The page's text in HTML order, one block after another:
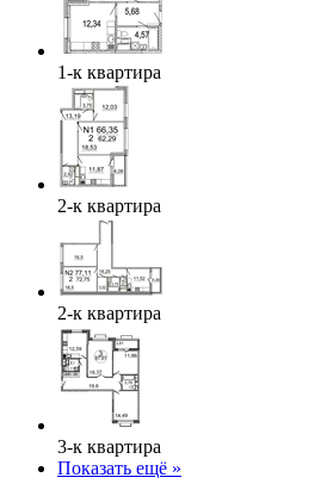
1-к квартира
2-к квартира
2-к квартира
3-к квартира
Показать ещё »